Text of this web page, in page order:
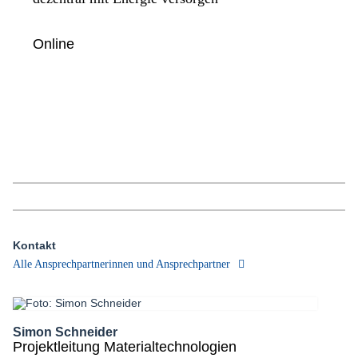
Online
Kontakt
Alle Ansprechpartnerinnen und Ansprechpartner
Simon Schneider
Projektleitung Materialtechnologien